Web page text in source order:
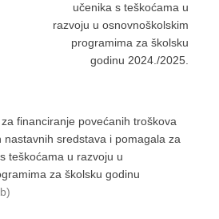
učenika s teškoćama u
razvoju u osnovnoškolskim
programima za školsku
godinu 2024./2025.
financiranje povećanih troškova
nastavnih sredstava i pomagala za
teškoćama u razvoju u
za školsku godinu